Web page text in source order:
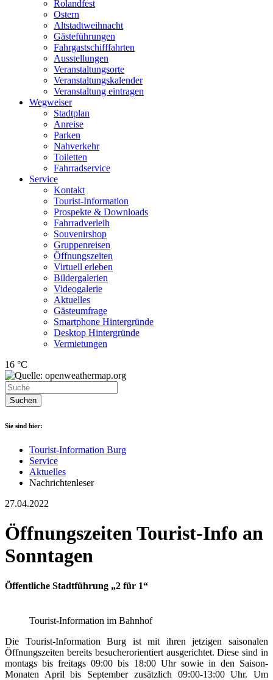
Rolandfest
Ostern
Altstadtweihnacht
Gästeführungen
Fahrgastschifffahrten
Ausstellungen
Veranstaltungsorte
Veranstaltungskalender
Veranstaltung eintragen
Wegweiser
Stadtplan
Anreise
Parken
Nahverkehr
Toiletten
Fahrradservice
Service
Kontakt
Tourist-Information
Prospekte & Downloads
Fahrradverleih
Souvenirshop
Gruppenreisen
Öffnungszeiten
Virtuell erleben
Bildergalerien
Videogalerie
Aktuelles
Gästeumfrage
Smartphone Hintergründe
Desktop Hintergründe
Vermietungen
16 °C
Suchen
Sie sind hier:
Tourist-Information Burg
Service
Aktuelles
Nachrichtenleser
27.04.2022
Öffnungszeiten Tourist-Info an
Sonntagen
Öffentliche Stadtführung „2 für 1“
Tourist-Information im Bahnhof
Die Tourist-Information Burg ist mit ihren jetzigen saisonalen
Öffnungszeiten bereits besucherorientiert ausgerichtet. Diese sind in
montags bis freitags 09:00 bis 18:00 Uhr sowie in den Saison-
Monaten April bis September zusätzlich 09:00-13:00 Uhr. Um